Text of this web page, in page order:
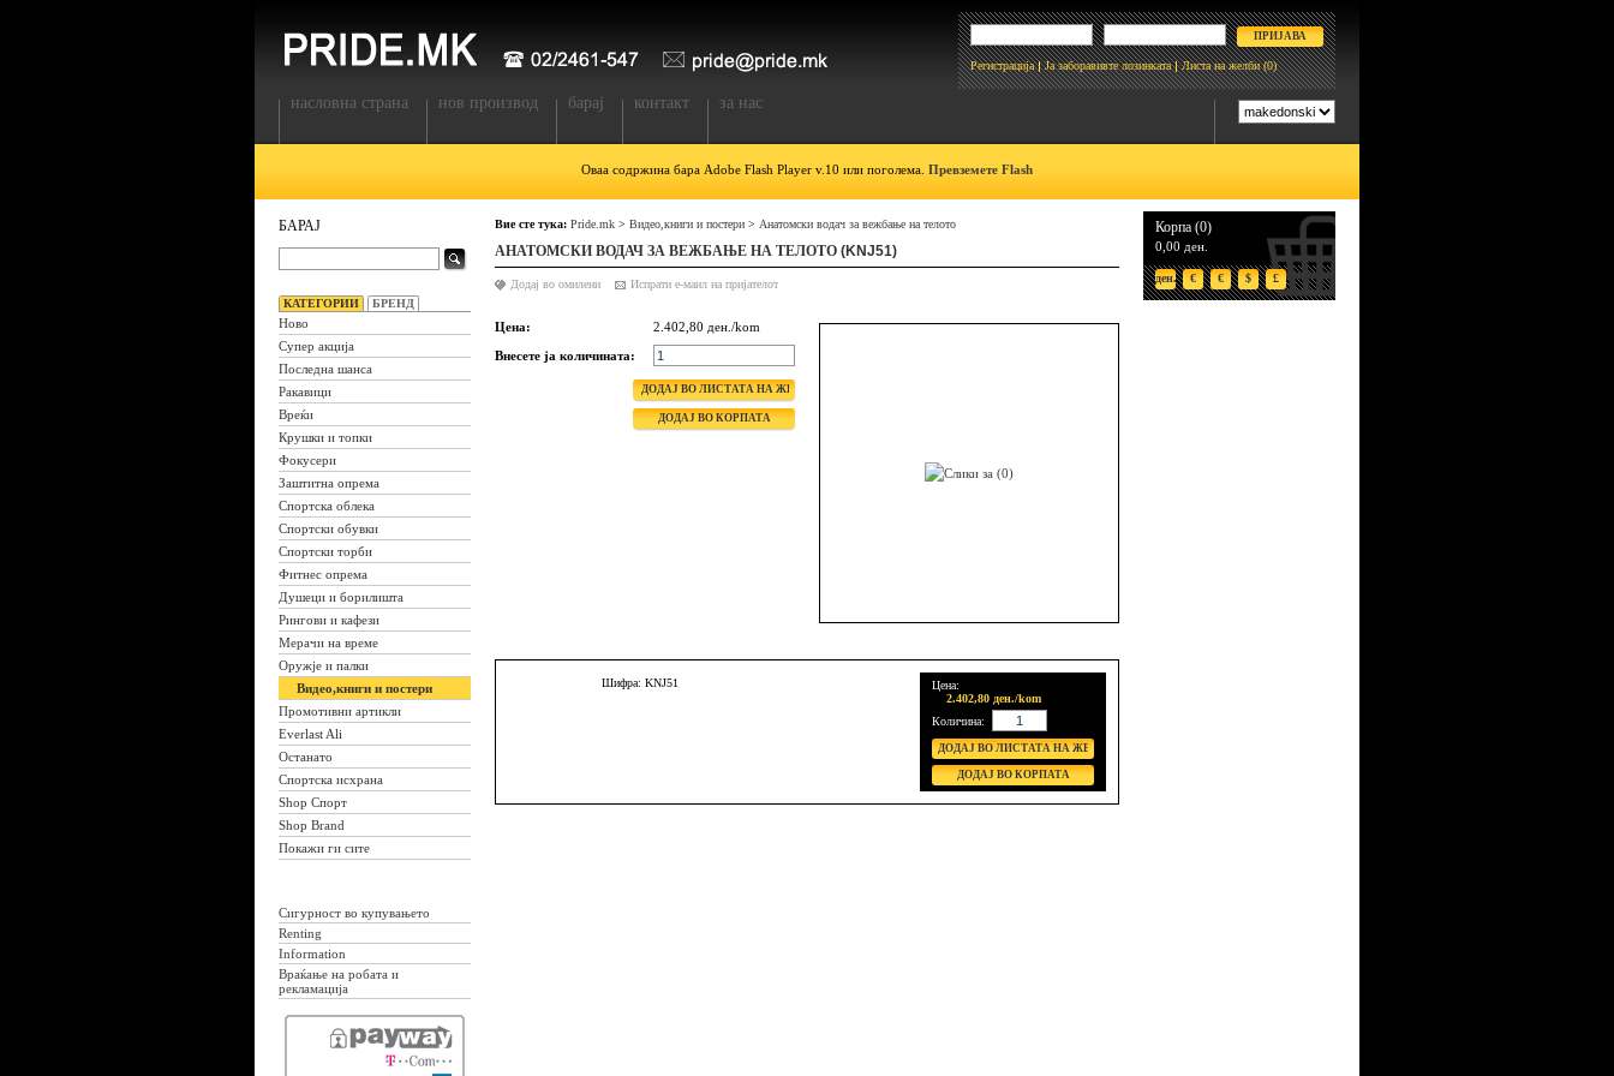
Регистрација Ја заборавивте лозинката Листа на желби (0)
насловна страна нов производ барај контакт за нас
Оваа содржина бара Adobe Flash Player v.10 или поголема. Превземете Flash
БАРАЈ
КАТЕГОРИИ БРЕНД
Ново
Супер акција
Последна шанса
Ракавици
Вреќи
Крушки и топки
Фокусери
Заштитна опрема
Спортска облека
Спортски обувки
Спортски торби
Фитнес опрема
Душеци и борилишта
Рингови и кафези
Мерачи на време
Оружје и палки
Видео,книги и постери
Промотивни артикли
Everlast Ali
Останато
Спортска исхрана
Shop Спорт
Shop Brand
Покажи ги сите
Сигурност во купувањето
Renting
Information
Враќање на робата и
рекламација
Вие сте тука: Pride.mk > Видео,книги и постери > Анатомски водач за вежбање на телото
АНАТОМСКИ ВОДАЧ ЗА ВЕЖБАЊЕ НА ТЕЛОТО (KNJ51)
Додај во омилени
Цена:
2.402,80 ден./kom
Внесете ја количината:
Шифра: KNJ51
Цена:
2.402,80 ден./kom
Количина:
Корпа (0)
0,00 ден.
ден. € € $ £